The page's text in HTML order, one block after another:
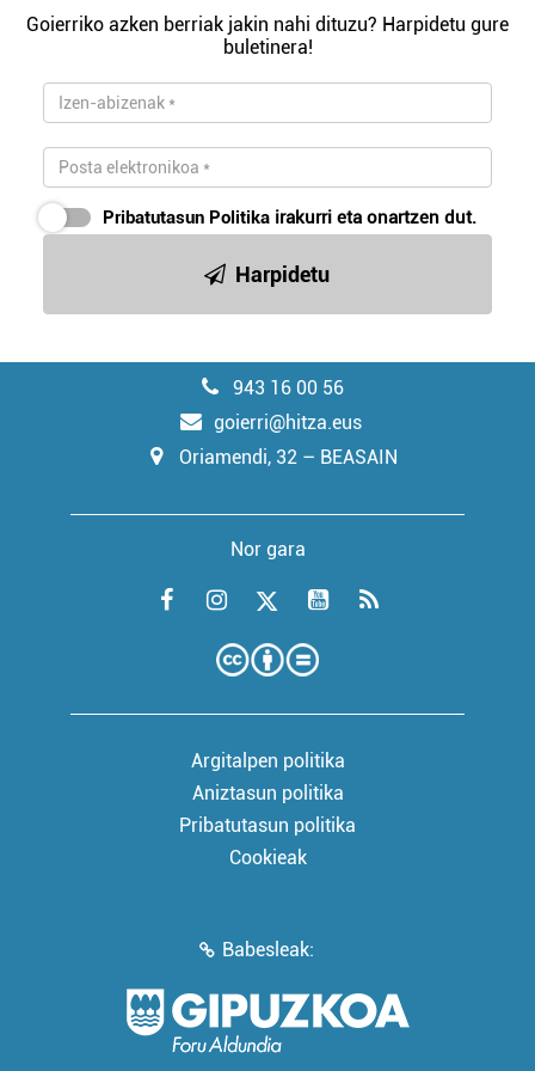
Goierriko azken berriak jakin nahi dituzu? Harpidetu gure
buletinera!
Pribatutasun Politika irakurri eta onartzen dut.
Harpidetu
943 16 00 56
goierri@hitza.eus
Oriamendi, 32 – BEASAIN
Nor gara
Argitalpen politika
Aniztasun politika
Pribatutasun politika
Cookieak
Babesleak: